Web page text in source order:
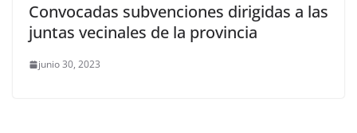
Convocadas subvenciones dirigidas a las
juntas vecinales de la provincia
junio 30, 2023